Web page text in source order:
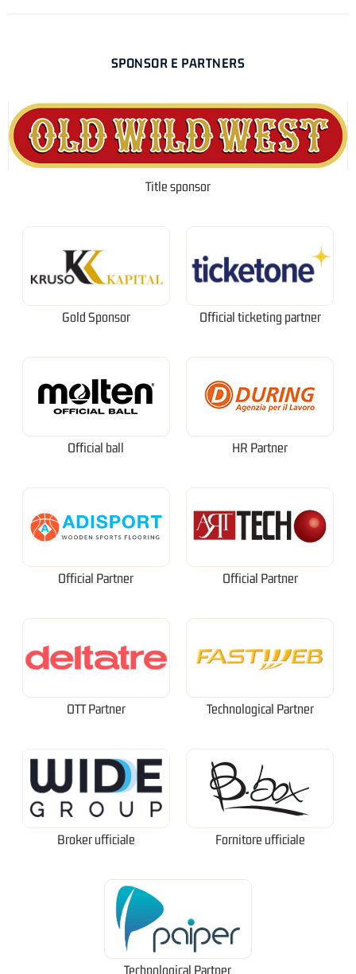
SPONSOR E PARTNERS
Title sponsor
Gold Sponsor Official ticketing partner
Official ball HR Partner
Official Partner Official Partner
OTT Partner Technological Partner
Broker ufficiale Fornitore ufficiale
Technological Partner